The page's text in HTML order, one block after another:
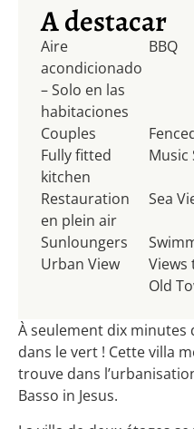
A destacar
Aire
acondicionado
– Solo en las
habitaciones
BBQ
Couples
Fully fitted
kitchen
Music
Restauration
en plein air
Sea
Sunloungers
Urban View
Views
Old
À seulement dix minutes
dans le vert ! Cette villa
trouve dans
Basso in Jesus.